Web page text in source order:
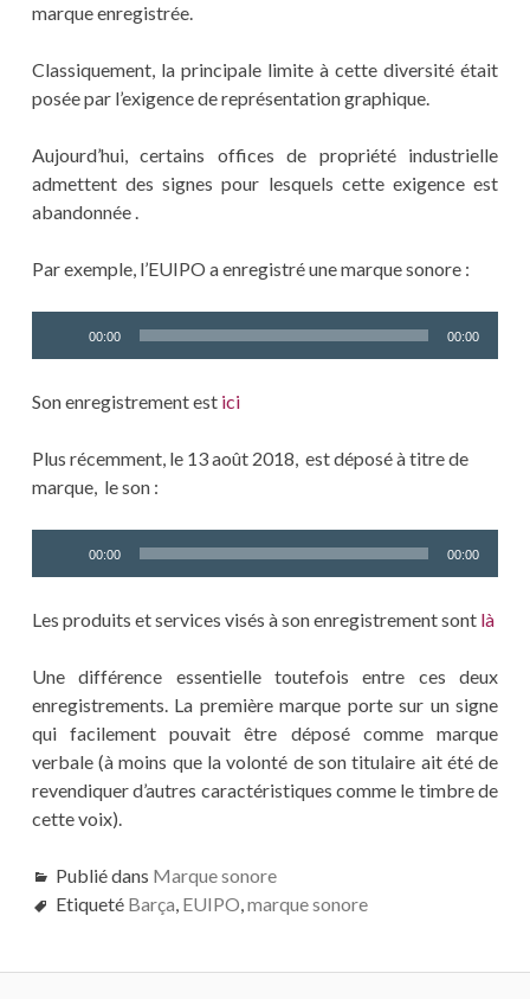
marque enregistrée.
Classiquement, la principale limite à cette diversité était
posée par l’exigence de représentation graphique.
Aujourd’hui, certains offices de propriété industrielle
admettent des signes pour lesquels cette exigence est
abandonnée .
Par exemple, l’EUIPO a enregistré une marque sonore :
00:00 00:00
Son enregistrement est ici
Plus récemment, le 13 août 2018, est déposé à titre de
marque, le son :
00:00 00:00
Les produits et services visés à son enregistrement sont là
Une différence essentielle toutefois entre ces deux
enregistrements. La première marque porte sur un signe
qui facilement pouvait être déposé comme marque
verbale (à moins que la volonté de son titulaire ait été de
revendiquer d’autres caractéristiques comme le timbre de
cette voix).
Publié dans Marque sonore
Etiqueté Barça, EUIPO,marque sonore